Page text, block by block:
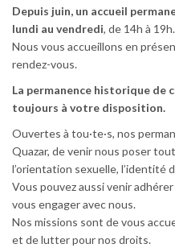
Depuis juin, un accueil
lundi au vendredi, de 14h à 19h.
Nous vous accueillons en
rendez-vous.
La permanence historique de
toujours à votre disposition.
Ouvertes à tou·te·s, nos
Quazar, de venir nous poser
l’orientation sexuelle, l’identité
Vous pouvez aussi venir
vous engager avec nous.
Nos missions sont de vous
et de lutter pour nos droits.